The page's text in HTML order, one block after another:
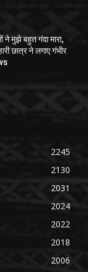
ने मुझे बहुत गंदा मारा,
छात्र ने लगाए गंभीर
2245
2130
2031
2024
2022
2018
2006